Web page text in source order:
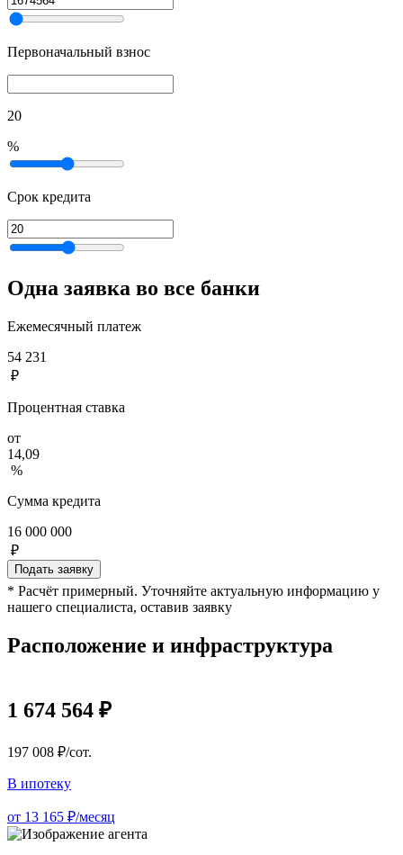
Первоначальный взнос
20
%
Срок кредита
Одна заявка во все банки
Ежемесячный платеж
54 231
₽
Процентная ставка
от
14,09
%
Сумма кредита
16 000 000
₽
Подать заявку
* Расчёт примерный. Уточняйте актуальную информацию у
нашего специалиста, оставив заявку
Расположение и инфраструктура
1 674 564 ₽
197 008 ₽/сот.
В ипотеку
от 13 165 ₽/месяц